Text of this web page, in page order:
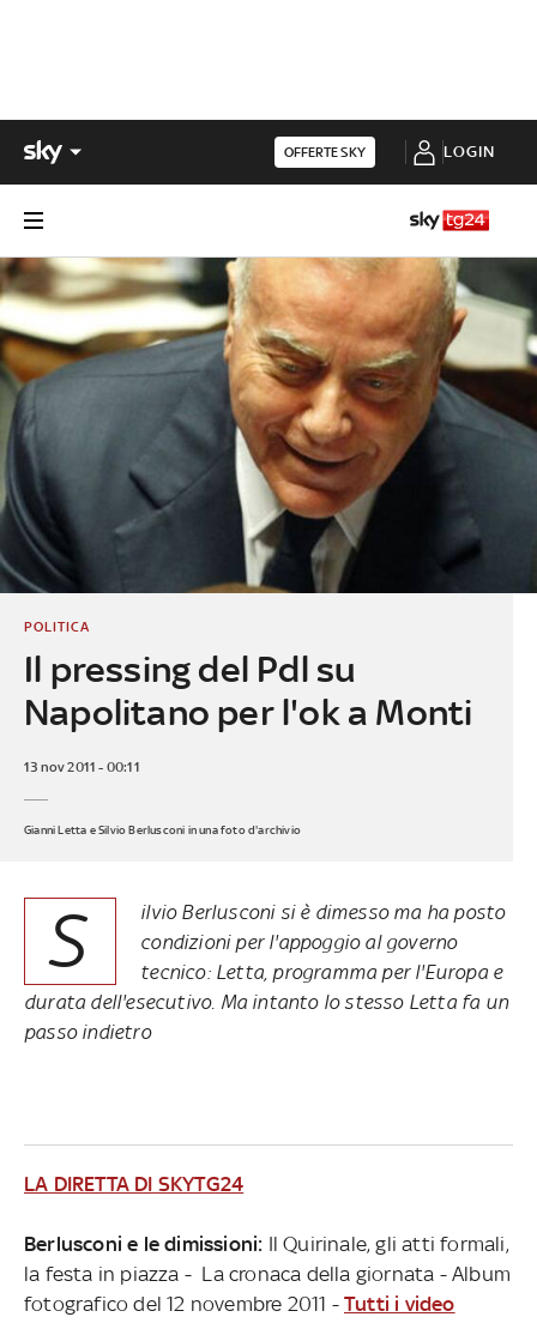
OFFERTE SKY LOGIN
Il pressing del Pdl su
Napolitano per l'ok a Monti
POLITICA
13 nov 2011 - 00:11
Gianni Letta e Silvio Berlusconi in una foto d'archivio
S
ilvio Berlusconi si è dimesso ma ha posto
condizioni per l'appoggio al governo
tecnico: Letta, programma per l'Europa e
durata dell'esecutivo. Ma intanto lo stesso Letta fa un
passo indietro
LA DIRETTA DI SKYTG24
Berlusconi e le dimissioni: Il Quirinale, gli atti formali,
la festa in piazza - La cronaca della giornata - Album
fotografico del 12 novembre 2011 - Tutti i video